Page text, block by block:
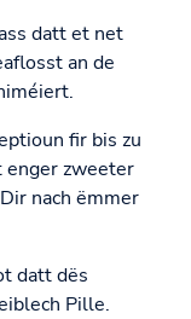
datt et net
an de
fir bis zu
enger zweeter
nach ëmmer
datt dës
Pille.